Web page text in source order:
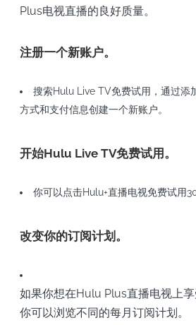
Plus电视直播的良好质量。
注册一个新账户。
搜索Hulu Live TV免费试用，通过添
方式和支付信息创建一个新账户。
开始Hulu Live TV免费试用。
你可以点击Hulu+直播电视免费试用
改变你的订阅计划。
如果你想在Hulu Plus直播电视上享
你可以浏览不同的每月订阅计划。